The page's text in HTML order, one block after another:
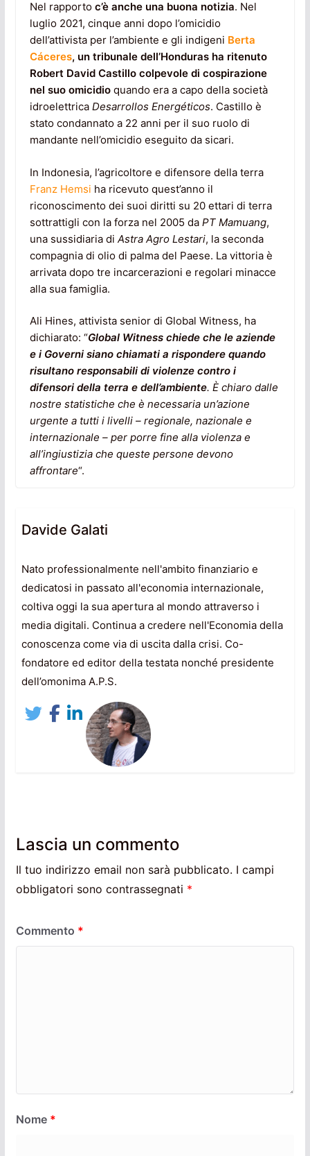
Nel rapporto c’è anche una buona notizia. Nel
luglio 2021, cinque anni dopo l’omicidio
dell’attivista per l’ambiente e gli indigeni Berta
Cáceres, un tribunale dell’Honduras ha ritenuto
Robert David Castillo colpevole di cospirazione
nel suo omicidioquando era a capo della società
idroelettrica Desarrollos Energéticos. Castillo è
stato condannato a 22 anni per il suo ruolo di
mandante nell’omicidio eseguito da sicari.
In Indonesia, l’agricoltore e difensore della terra
Franz Hemsi ha ricevuto quest’anno il
riconoscimento dei suoi diritti su 20 ettari di terra
sottrattigli con la forza nel 2005 da PT Mamuang,
una sussidiaria di Astra Agro Lestari, la seconda
compagnia di olio di palma del Paese. La vittoria è
arrivata dopo tre incarcerazioni e regolari minacce
alla sua famiglia.
Ali Hines, attivista senior di Global Witness, ha
dichiarato: “Global Witness chiede che le aziende
e i Governi siano chiamati a rispondere quando
risultano responsabili di violenze contro i
difensori della terra e dell’ambiente. È chiaro dalle
nostre statistiche che è necessaria un’azione
urgente a tutti i livelli – regionale, nazionale e
internazionale – per porre fine alla violenza e
all’ingiustizia che queste persone devono
affrontare“.
Davide Galati
Nato professionalmente nell'ambito finanziario e
dedicatosi in passato all'economia internazionale,
coltiva oggi la sua apertura al mondo attraverso i
media digitali. Continua a credere nell'Economia della
conoscenza come via di uscita dalla crisi. Co-
fondatore ed editor della testata nonché presidente
dell’omonima A.P.S.
Lascia un commento
Il tuo indirizzo email non sarà pubblicato. I campi
obbligatori sono contrassegnati *
Commento *
Nome *